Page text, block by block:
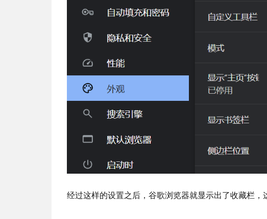
经过这样的设置之后，谷歌浏览器就显示出了收藏栏，